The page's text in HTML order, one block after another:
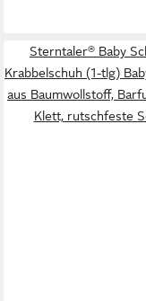
Sterntaler® Baby
Krabbelschuh (1-tlg)
aus Baumwollstoff,
Klett, rutschfeste